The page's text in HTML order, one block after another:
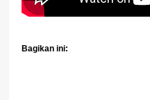
Bagikan ini: